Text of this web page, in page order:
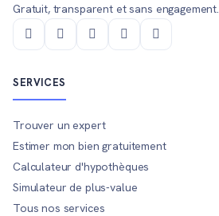
Gratuit, transparent et sans engagement.
SERVICES
Trouver un expert
Estimer mon bien gratuitement
Calculateur d'hypothèques
Simulateur de plus-value
Tous nos services